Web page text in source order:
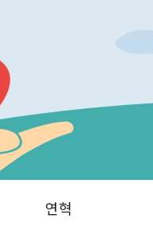
연혁